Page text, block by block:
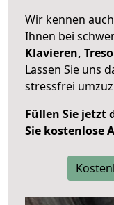
Wir kennen
Ihnen bei
Klavieren,
Lassen Sie uns
stressfrei
Füllen Sie jetzt
Sie kostenlose